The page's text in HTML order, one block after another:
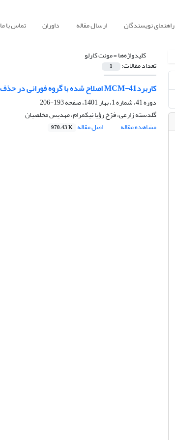
راهنمای نویسندگان ارسال مقاله داوران تماس با ما
کلیدواژه‌ها =مونت کارلو
تعداد مقالات: 1
کاربردMCM-41 اصلاح شده با گروه فورانی در حذف یون مس (II) از آب، بررسی تجربی و شبیه سازی مونت کارلو
دوره 41، شماره 1، بهار 1401، صفحه
193-206
گلدسته زارعی، فرّخ رؤیا نیکمرام، مهدیس مخلصیان
مشاهده مقاله
اصل مقاله 970.43 K